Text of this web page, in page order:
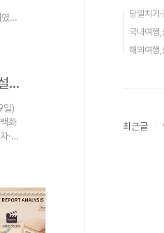
으
2026년 6월 3주차 증권 리포트 분석: AI 기판·Physical AI·백화점 강세 지속, 배터리·건설 일부 조정 국면
일)
화
·현
지
당일치기
국내여행,
해외여행,
최근글